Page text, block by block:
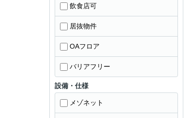
飲食店可
居抜物件
OAフロア
バリアフリー
設備・仕様
メゾネット